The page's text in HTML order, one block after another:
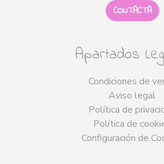
CONTACTA
Apartados
Condiciones de
Aviso legal
Política de
Política de
Configuración de